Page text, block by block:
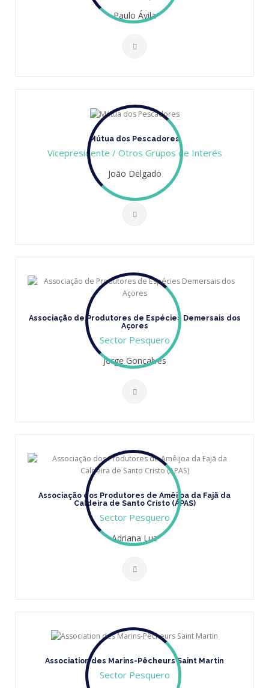
Paulo Ávila
Mútua dos Pescadores
Vicepresidente / Otros Grupos de Interés
João Delgado
Associação de Produtores de Espécies Demersais dos
Açores
Sector Pesquero
Jorge Gonçalves
Associação dos Produtores de Amêijoa da Fajã da
Caldeira de Santo Cristo (APAS)
Sector Pesquero
Adriana Luz
Association des Marins-Pêcheurs Saint Martin
Sector Pesquero